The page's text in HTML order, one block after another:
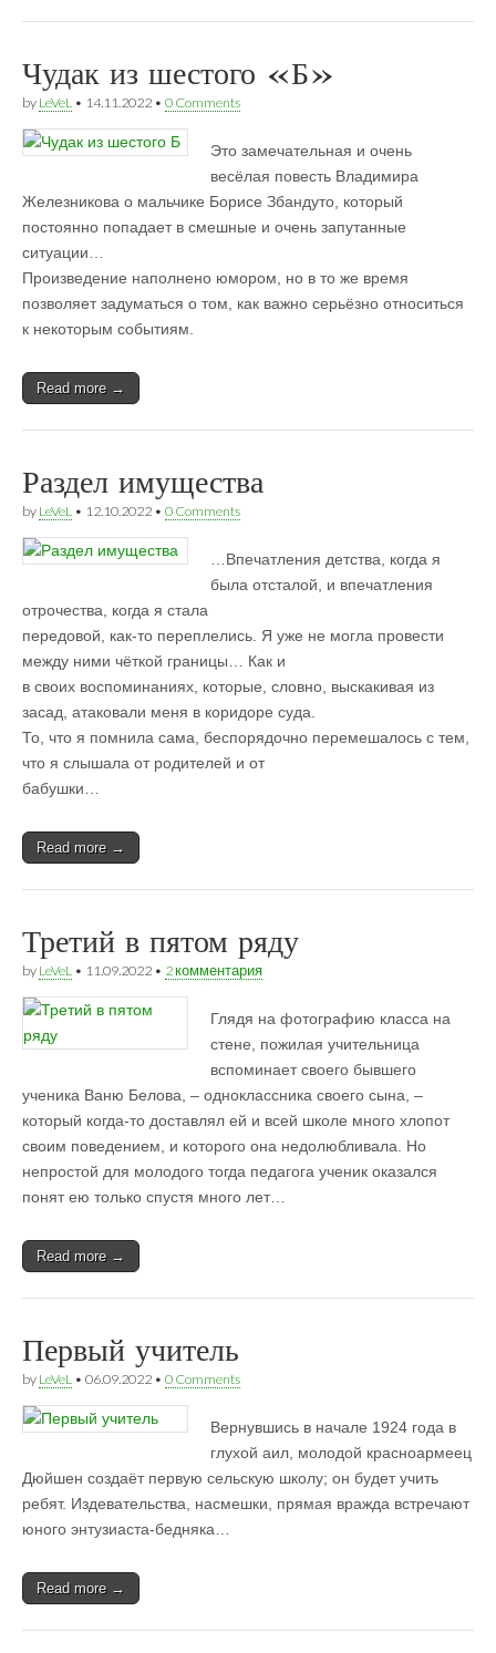
Чудак из шестого «Б»
by LeVeL • 14.11.2022 • 0 Comments
Это замечательная и очень
весёлая повесть Владимира
Железникова о мальчике Борисе Збандуто, который
постоянно попадает в смешные и очень запутанные
ситуации…
Произведение наполнено юмором, но в то же время
позволяет задуматься о том, как важно серьёзно относиться
к некоторым событиям.
Read more →
Раздел имущества
by LeVeL • 12.10.2022 • 0 Comments
…Впечатления детства, когда я
была отсталой, и впечатления
отрочества, когда я стала
передовой, как-то переплелись. Я уже не могла провести
между ними чёткой границы… Как и
в своих воспоминаниях, которые, словно, выскакивая из
засад, атаковали меня в коридоре суда.
То, что я помнила сама, беспорядочно перемешалось с тем,
что я слышала от родителей и от
бабушки…
Read more →
Третий в пятом ряду
by LeVeL • 11.09.2022 • 2 комментария
Глядя на фотографию класса на
стене, пожилая учительница
вспоминает своего бывшего
ученика Ваню Белова, – одноклассника своего сына, –
который когда-то доставлял ей и всей школе много хлопот
своим поведением, и которого она недолюбливала. Но
непростой для молодого тогда педагога ученик оказался
понят ею только спустя много лет…
Read more →
Первый учитель
by LeVeL • 06.09.2022 • 0 Comments
Вернувшись в начале 1924 года в
глухой аил, молодой красноармеец
Дюйшен создаёт первую сельскую школу; он будет учить
ребят. Издевательства, насмешки, прямая вражда встречают
юного энтузиаста-бедняка…
Read more →